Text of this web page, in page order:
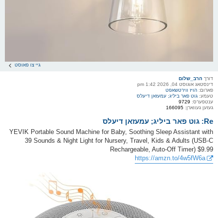
גיי צו פאוסט
דורך הרב_שלום
דינסטאג אוגוסט 04, 2026 1:42 pm
פארום: הויז ווירטשאפט
טעמע: גוט פאר ביליג; עמעזאן דיעלס
ענטפערס: 9729
געזען געווארן: 166095
Re: גוט פאר ביליג; עמעזאן דיעלס
YEVIK Portable Sound Machine for Baby, Soothing Sleep Assistant with
39 Sounds & Night Light for Nursery, Travel, Kids & Adults (USB-C
Rechargeable, Auto-Off Timer) $9.99
https://amzn.to/4w5fW6a